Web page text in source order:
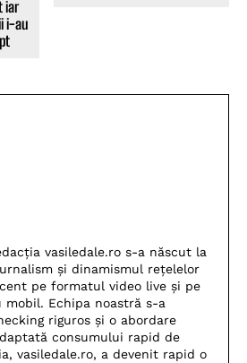
iar
i-au
vasiledale.ro s-a născut la
și dinamismul rețelelor
pe formatul video live și pe
Echipa noastră s-a
riguros și o abordare
consumului rapid de
vasiledale.ro, a devenit rapid o